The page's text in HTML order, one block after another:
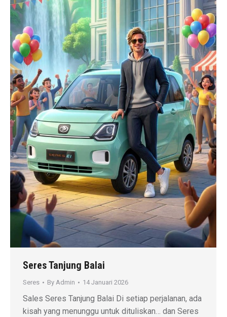
Seres Tanjung Balai
Seres By Admin 14 Januari 2026
Sales Seres Tanjung Balai Di setiap perjalanan, ada
kisah yang menunggu untuk dituliskan… dan Seres